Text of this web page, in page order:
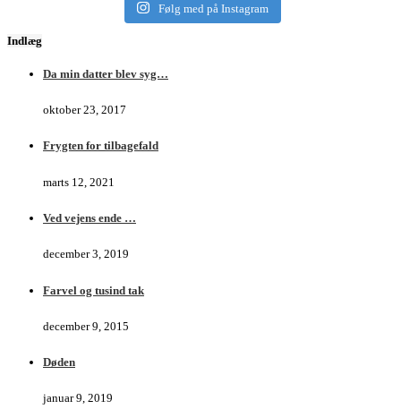
Følg med på Instagram
Indlæg
Da min datter blev syg…
oktober 23, 2017
Frygten for tilbagefald
marts 12, 2021
Ved vejens ende …
december 3, 2019
Farvel og tusind tak
december 9, 2015
Døden
januar 9, 2019